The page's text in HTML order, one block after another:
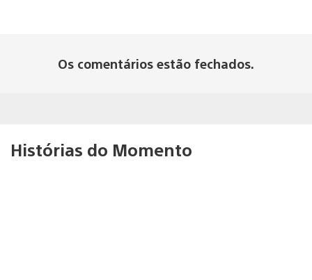
Os comentários estão fechados.
Histórias do Momento